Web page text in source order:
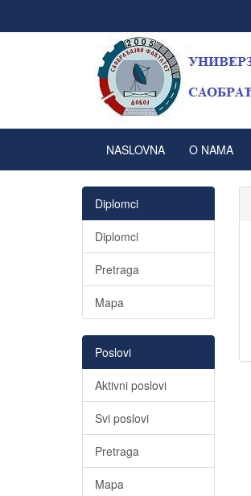
NASLOVNA O NAMA
Diplomci
Diplomci
Pretraga
Mapa
Poslovi
Aktivni poslovi
Svi poslovi
Pretraga
Mapa